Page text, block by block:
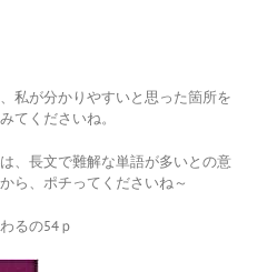
私が分かりやすいと思った箇所を
てくださいね。
、長文で難解な単語が多いとの意
ら、ポチってくださいね～
るの54ｐ